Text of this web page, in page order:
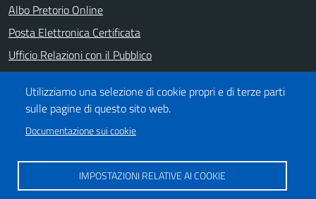
Utilizziamo una selezione di cookie propri e di terze parti
sulle pagine di questo sito web.
Documentazione sui cookie
IMPOSTAZIONI RELATIVE AI COOKIE
Albo Pretorio Online
Posta Elettronica Certificata
Ufficio Relazioni con il Pubblico
Note legali
Informativa privacy